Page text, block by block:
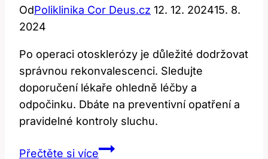
OdPoliklinika Cor Deus.cz 12. 12. 202415. 8.
2024
Po operaci otosklerózy je důležité dodržovat
správnou rekonvalescenci. Sledujte
doporučení lékaře ohledně léčby a
odpočinku. Dbáte na preventivní opatření a
pravidelné kontroly sluchu.
Přečtěte si víceRekonvalescence